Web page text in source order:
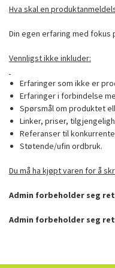
Hva skal en
Din egen erfaring med
Vennligst ikke inkluder:
Erfaringer som ikke er
Erfaringer i forbindelse
Spørsmål om produktet
Linker, priser,
Referanser til
Støtende/ufin ordbruk.
Du må ha kjøpt varen for å
Admin forbeholder seg
Admin forbeholder seg